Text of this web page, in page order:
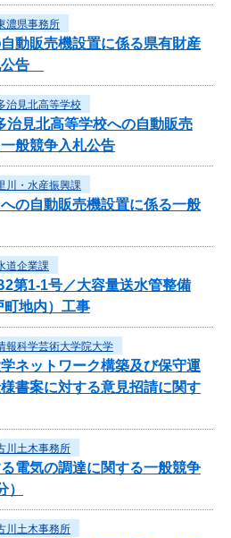
濃県事務所
動販売機設置に係る県有財産
公告
治見北高等学校
治見北高等学校への自動販売
般競争入札公告
川・水産振興課
の自動販売機設置に係る一般
道企業課
第1-1号／大容量送水管整備
町地内）工事
報科学芸術大学院大学
ネットワーク構築及び保守運
書案に対する意見招請に関す
川土木事務所
電気の調達に関する一般競争
川土木事務所